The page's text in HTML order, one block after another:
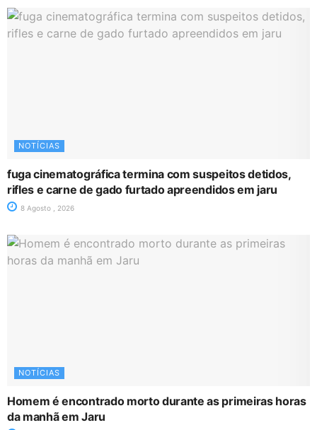
NOTÍCIAS
fuga cinematográfica termina com suspeitos detidos,
rifles e carne de gado furtado apreendidos em jaru
8 Agosto , 2026
NOTÍCIAS
Homem é encontrado morto durante as primeiras horas
da manhã em Jaru